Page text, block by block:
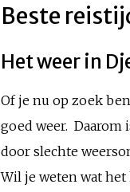
Beste
Het weer in
Of je nu op zoek
goed weer.
door slechte
Wil je weten wat